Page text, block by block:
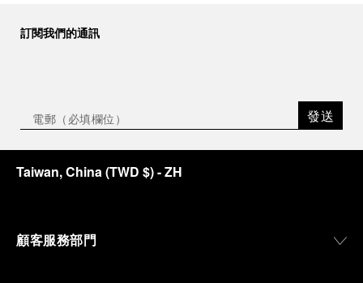
訂閱我們的通訊
發送
Taiwan, China(TWD $)- ZH
顧客服務部門